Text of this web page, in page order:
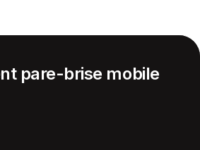
pare-brise mobile